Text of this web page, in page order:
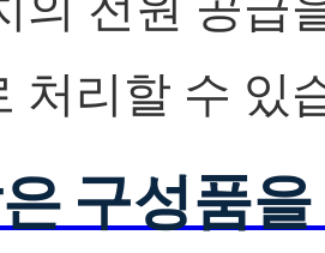
처리할 수 있
구성품